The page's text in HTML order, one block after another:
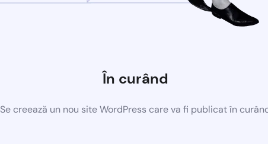
În curând
Se creează un nou site WordPress care va fi publicat în